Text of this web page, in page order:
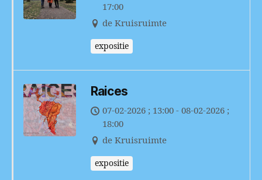
17:00
de Kruisruimte
expositie
Raices
07-02-2026 ; 13:00 - 08-02-2026 ;
18:00
de Kruisruimte
expositie